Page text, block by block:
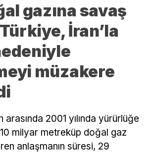
gazına savaş
İran’la
müzakere
arasında 2001 yılında yürürlüğe
milyar metreküp doğal gaz
anlaşmanın süresi, 29